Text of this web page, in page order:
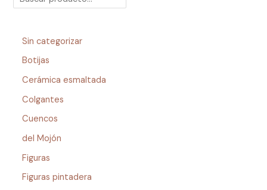
Sin categorizar
Botijas
Cerámica esmaltada
Colgantes
Cuencos
del Mojón
Figuras
Figuras pintadera